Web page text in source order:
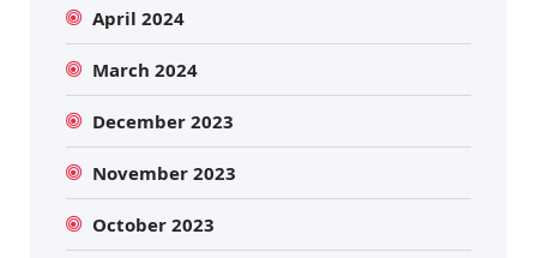
April 2024
March 2024
December 2023
November 2023
October 2023